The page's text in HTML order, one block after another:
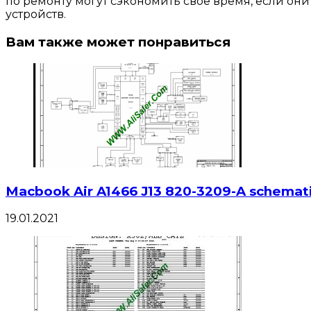
устройств.
Вам также может понравиться
Macbook Air A1466 J13 820-3209-A
19.01.2021